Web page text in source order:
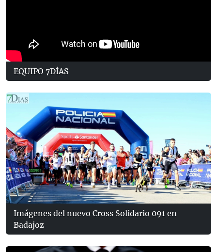
EQUIPO 7DÍAS
Imágenes del nuevo Cross Solidario 091 en
Badajoz